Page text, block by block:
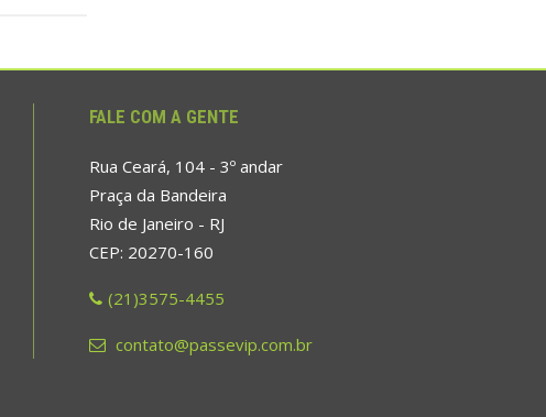
FALE COM A GENTE
Rua Ceará, 104 - 3º andar
Praça da Bandeira
Rio de Janeiro - RJ
CEP: 20270-160
(21)3575-4455
contato@passevip.com.br